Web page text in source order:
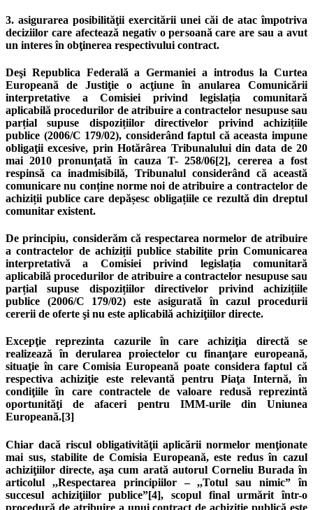
3. asigurarea posibilităţii exercitării unei căi de atac împotriva
deciziilor care afectează negativ o persoană care are sau a avut
un interes în obţinerea respectivului contract.
Deşi Republica Federală a Germaniei a introdus la Curtea
Europeană de Justiţie o acţiune în anularea Comunicării
interpretative a Comisiei privind legislația comunitară
aplicabilă procedurilor de atribuire a contractelor nesupuse sau
parțial supuse dispozițiilor directivelor privind achizițiile
publice (2006/C 179/02), considerând faptul că aceasta impune
obligaţii excesive, prin Hotărârea Tribunalului din data de 20
mai 2010 pronunţată în cauza T- 258/06[2], cererea a fost
respinsă ca inadmisibilă, Tribunalul considerând că această
comunicare nu conține norme noi de atribuire a contractelor de
achiziții publice care depășesc obligațiile ce rezultă din dreptul
comunitar existent.
De principiu, considerăm că respectarea normelor de atribuire
a contractelor de achiziții publice stabilite prin Comunicarea
interpretativă a Comisiei privind legislația comunitară
aplicabilă procedurilor de atribuire a contractelor nesupuse sau
parțial supuse dispozițiilor directivelor privind achizițiile
publice (2006/C 179/02) este asigurată în cazul procedurii
cererii de oferte şi nu este aplicabilă achiziţiilor directe.
Excepţie reprezinta cazurile în care achiziţia directă se
realizează în derularea proiectelor cu finanţare europeană,
situaţie în care Comisia Europeană poate considera faptul că
respectiva achiziţie este relevantă pentru Piaţa Internă, în
condiţiile în care contractele de valoare redusă reprezintă
oportunităţi de afaceri pentru IMM-urile din Uniunea
Europeană.[3]
Chiar dacă riscul obligativităţii aplicării normelor menţionate
mai sus, stabilite de Comisia Europeană, este redus în cazul
achiziţiilor directe, aşa cum arată autorul Corneliu Burada în
articolul ,,Respectarea principiilor – ,,Totul sau nimic” în
succesul achiziţiilor publice”[4], scopul final urmărit într-o
procedură de atribuire a unui contract de achiziţie publică este